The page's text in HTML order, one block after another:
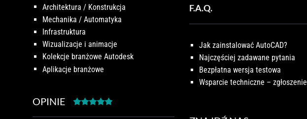
Architektura / Konstrukcja
Mechanika / Automatyka
Infrastruktura
Wizualizacje i animacje
Kolekcje branżowe Autodesk
Aplikacje branżowe
OPINIE
F.A.Q.
Jak zainstalować AutoCAD?
Najczęściej zadawane pytania
Bezpłatna wersja testowa
Wsparcie techniczne – zgłoszenie